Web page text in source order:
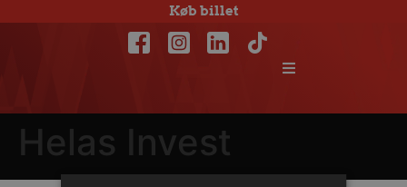
Køb billet
Helas Invest